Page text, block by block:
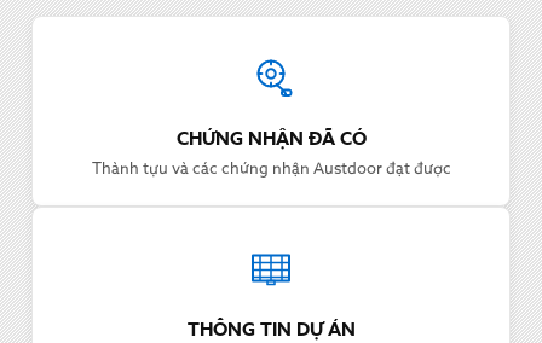
Thông tin Austdoor
CHỨNG NHẬN ĐÃ CÓ
Thành tựu và các chứng nhận Austdoor đạt được
THÔNG TIN DỰ ÁN